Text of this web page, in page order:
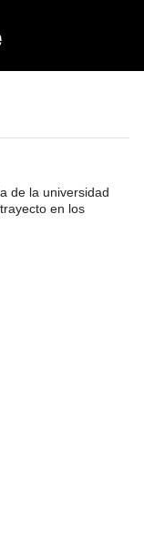
de la universidad
en los